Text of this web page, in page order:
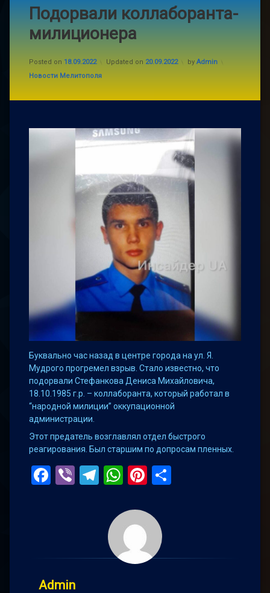
Подорвали коллаборанта-
милиционера
Posted on 18.09.2022 Updated on 20.09.2022 by Admin
Categories:
Новости Мелитополя
Буквально час назад в центре города на ул. Я.
Мудрого прогремел взрыв. Стало известно, что
подорвали Стефанкова Дениса Михайловича,
18.10.1985 г.р. – коллаборанта, который работал в
“народной милиции” оккупационной
администрации.
Этот предатель возглавлял отдел быстрого
реагирования. Был старшим по допросам пленных.
Facebook
ViberTelegram
WhatsApp
Pinterest
Admin